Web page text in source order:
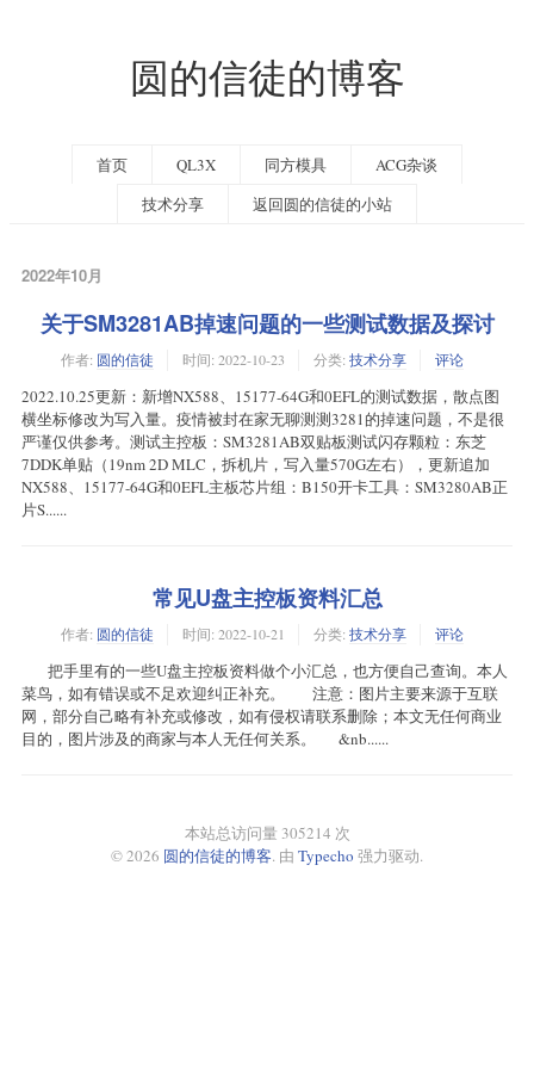
圆的信徒的博客
首页 QL3X 同方模具
ACG杂谈
技术分享
返回圆的信徒的小站
2022年10月
关于SM3281AB掉速问题的一些测试数据及探讨
作者: 圆的信徒 时间: 2022-10-23 分类: 技术分享 评论
2022.10.25更新：新增NX588、15177-64G和0EFL的测试数据，散点图
横坐标修改为写入量。疫情被封在家无聊测测3281的掉速问题，不是很
严谨仅供参考。测试主控板：SM3281AB双贴板测试闪存颗粒：东芝
7DDK单贴（19nm 2D MLC，拆机片，写入量570G左右），更新追加
NX588、15177-64G和0EFL主板芯片组：B150开卡工具：SM3280AB正
片S......
常见U盘主控板资料汇总
作者: 圆的信徒 时间: 2022-10-21 分类: 技术分享 评论
把手里有的一些U盘主控板资料做个小汇总，也方便自己查询。本人
菜鸟，如有错误或不足欢迎纠正补充。 注意：图片主要来源于互联
网，部分自己略有补充或修改，如有侵权请联系删除；本文无任何商业
目的，图片涉及的商家与本人无任何关系。 &nb......
本站总访问量 305214 次
© 2026 圆的信徒的博客. 由 Typecho 强力驱动.